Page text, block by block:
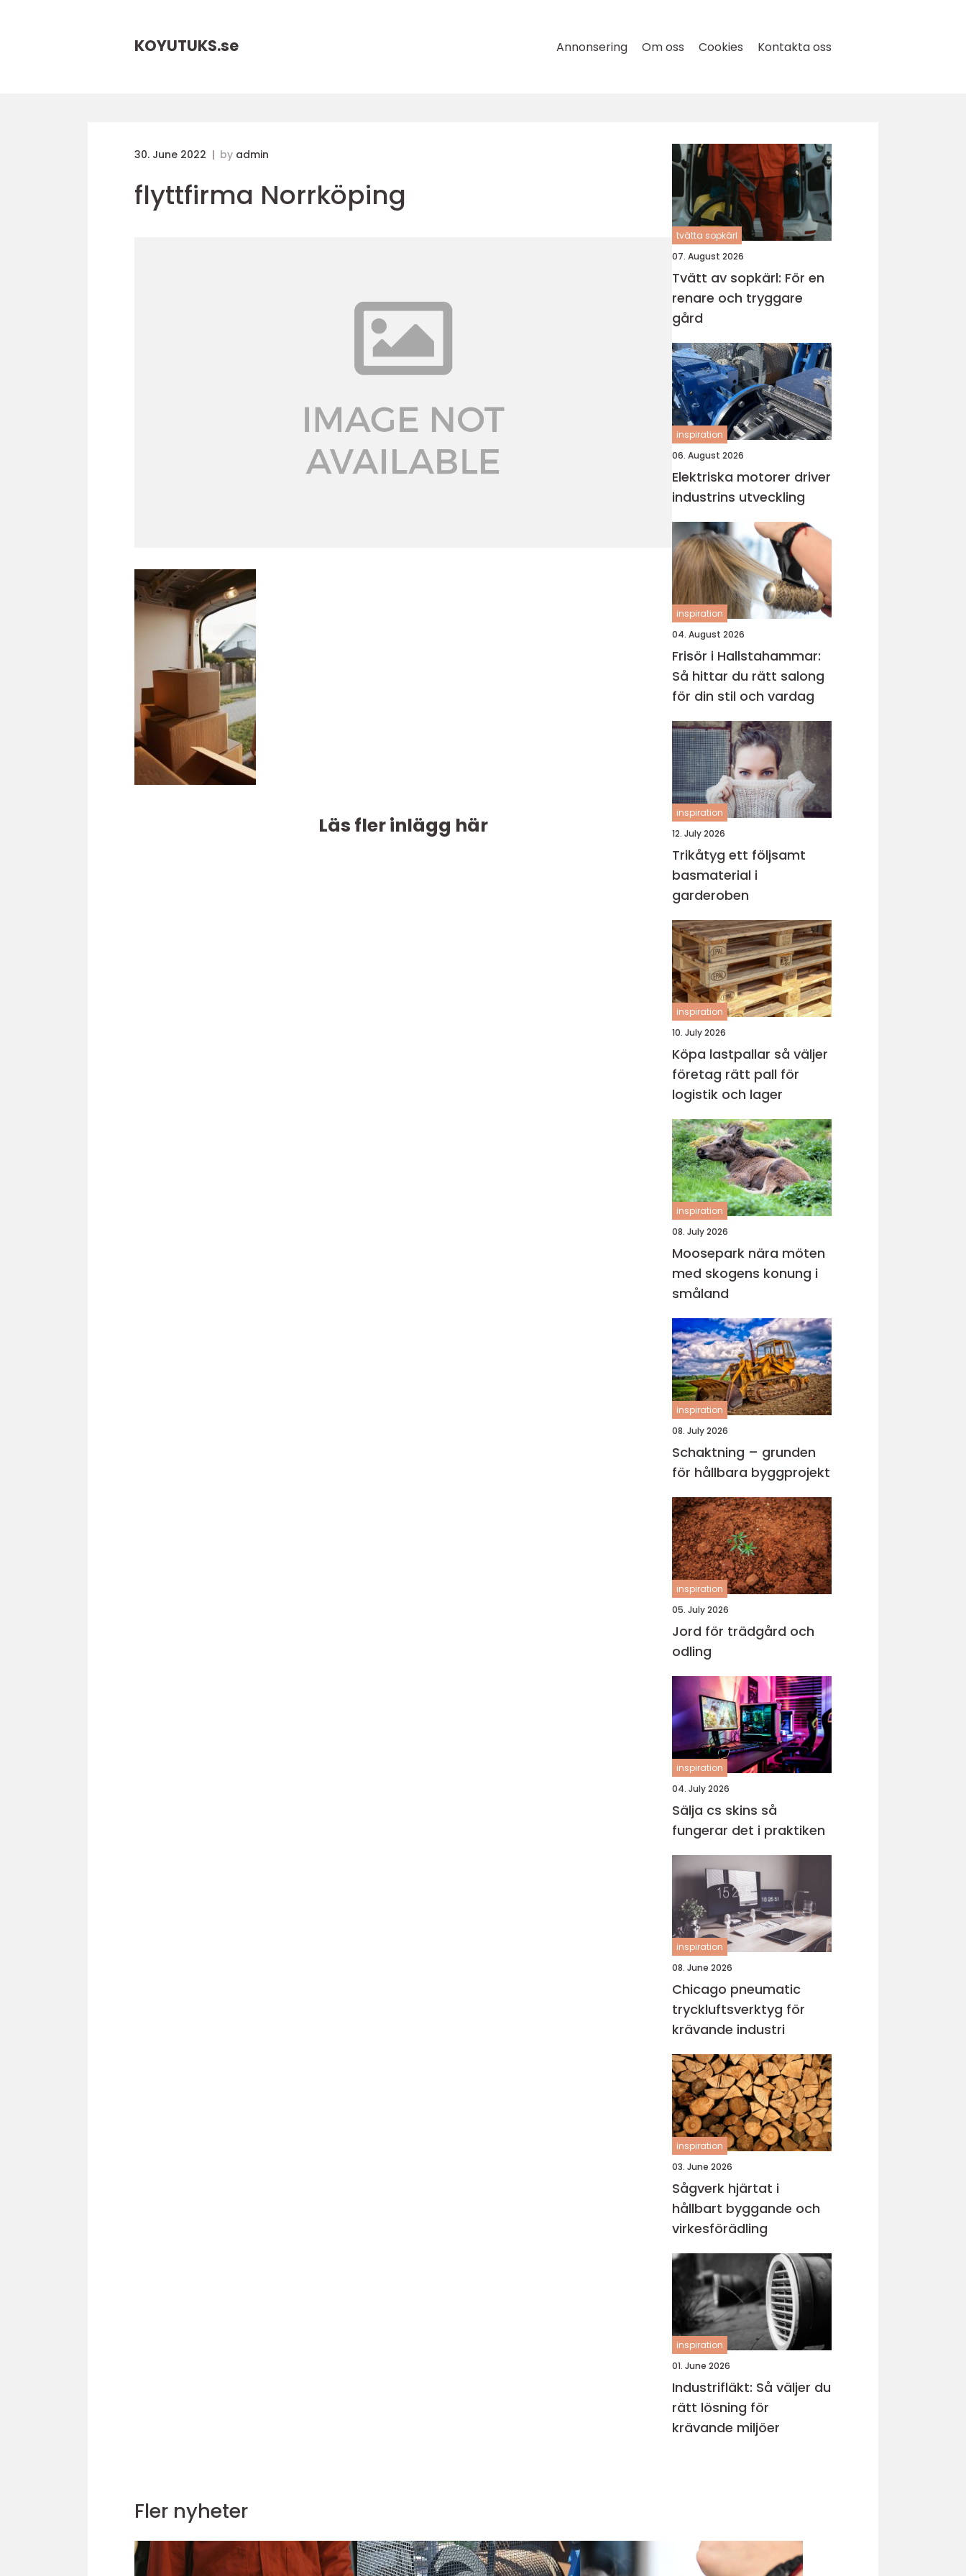
KOYUTUKS.se Annonsering Om oss Cookies Kontakta oss
30. June 2022 by admin
flyttfirma Norrköping
Läs fler inlägg här
tvätta sopkärl
07. August 2026
Tvätt av sopkärl: För en
renare och tryggare
gård
inspiration
06. August 2026
Elektriska motorer driver
industrins utveckling
inspiration
04. August 2026
Frisör i Hallstahammar:
Så hittar du rätt salong
för din stil och vardag
inspiration
12. July 2026
Trikåtyg ett följsamt
basmaterial i
garderoben
inspiration
10. July 2026
Köpa lastpallar så väljer
företag rätt pall för
logistik och lager
inspiration
08. July 2026
Moosepark nära möten
med skogens konung i
småland
inspiration
08. July 2026
Schaktning – grunden
för hållbara byggprojekt
inspiration
05. July 2026
Jord för trädgård och
odling
inspiration
04. July 2026
Sälja cs skins så
fungerar det i praktiken
inspiration
08. June 2026
Chicago pneumatic
tryckluftsverktyg för
krävande industri
inspiration
03. June 2026
Sågverk hjärtat i
hållbart byggande och
virkesförädling
inspiration
01. June 2026
Industrifläkt: Så väljer du
rätt lösning för
krävande miljöer
Fler nyheter